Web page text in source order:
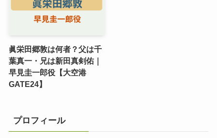
眞栄田郷敦は何者？父は千
葉真一・兄は新田真剣佑｜
早見圭一郎役【大空港
GATE24】
プロフィール